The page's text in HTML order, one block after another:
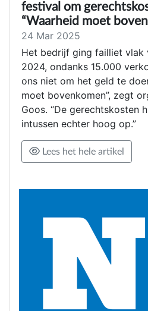
festival om
“Waarheid moet
24 Mar 2025
Het bedrijf ging failliet vlak
2024, ondanks 15.000
ons niet om het geld te
moet bovenkomen”, zegt
Goos. “De gerechtskosten
intussen echter hoog op.”
Lees het hele artikel